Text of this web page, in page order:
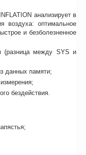
анализирует в
воздуха: оптимальное
и безболезненное
(разница между SYS и
данных памяти;
бездействия.